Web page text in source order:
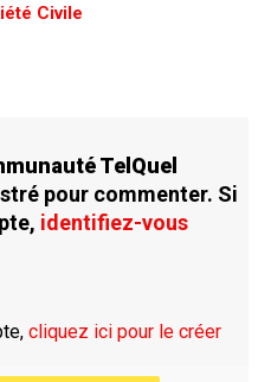
Civile
TelQuel
pour commenter. Si
identifiez-vous
cliquez ici pour le créer